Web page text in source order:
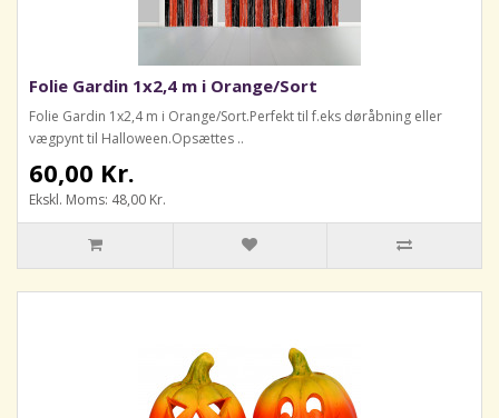
Folie Gardin 1x2,4 m i Orange/Sort
Folie Gardin 1x2,4 m i Orange/Sort.Perfekt til f.eks døråbning eller
vægpynt til Halloween.Opsættes ..
60,00 Kr.
Ekskl. Moms: 48,00 Kr.